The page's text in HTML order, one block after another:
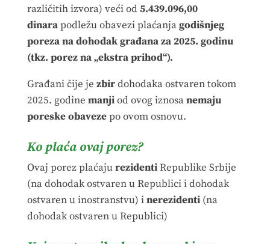
različitih izvora) veći od5.439.096,00
dinarapodležu obavezi plaćanjagodišnjeg
poreza na dohodak građana za 2025. godinu
(tkz. porez na „ekstra prihod“).
Građani čije je zbirdohodaka ostvaren tokom
2025. godine manjiod ovog iznosanemaju
poreske obavezepo ovom osnovu.
Ko plaća ovaj porez?
Ovaj porez plaćajurezidentiRepublike Srbije
(na dohodak ostvaren u Republici i dohodak
ostvaren u inostranstvu) inerezidenti(na
dohodak ostvaren u Republici)